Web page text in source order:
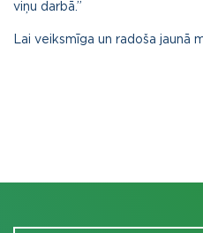
viņu darbā.”
Lai veiksmīga un radoša jaunā